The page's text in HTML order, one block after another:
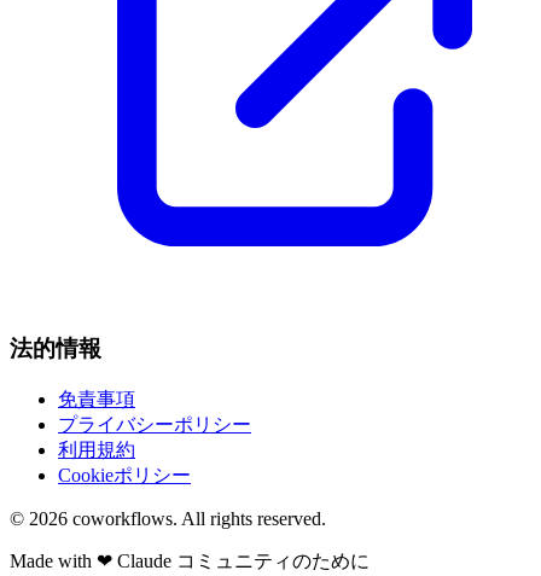
法的情報
免責事項
プライバシーポリシー
利用規約
Cookieポリシー
© 2026 coworkflows. All rights reserved.
Made with ❤ Claude コミュニティのために